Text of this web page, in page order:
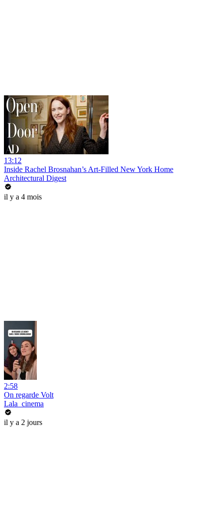
13:12
Inside Rachel Brosnahan’s Art-Filled New York Home
Architectural Digest
il y a 4 mois
2:58
On regarde Volt
Lala_cinema
il y a 2 jours